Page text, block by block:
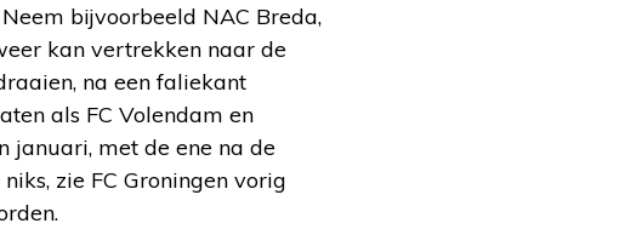
bijvoorbeeld NAC Breda,
kan vertrekken naar de
na een faliekant
als FC Volendam en
januari, met de ene na de
zie FC Groningen vorig